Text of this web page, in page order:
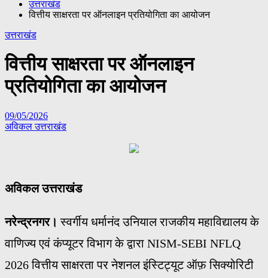
उत्तराखंड
वित्तीय साक्षरता पर ऑनलाइन प्रतियोगिता का आयोजन
उत्तराखंड
वित्तीय साक्षरता पर ऑनलाइन
प्रतियोगिता का आयोजन
09/05/2026
अविकल उत्तराखंड
अविकल उत्तराखंड
नरेन्द्रनगर। स्वर्गीय धर्मानंद उनियाल राजकीय महाविद्यालय के
वाणिज्य एवं कंप्यूटर विभाग के द्वारा NISM-SEBI NFLQ
2026 वित्तीय साक्षरता पर नेशनल इंस्टिट्यूट ऑफ़ सिक्योरिटी